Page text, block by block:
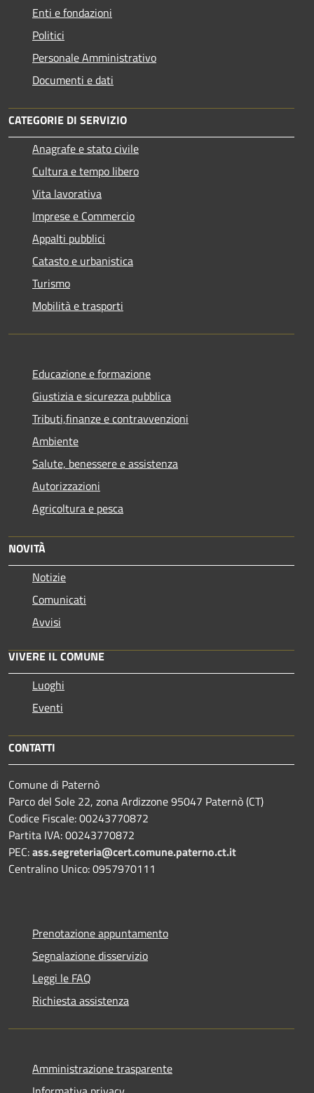
Enti e fondazioni
Politici
Personale Amministrativo
Documenti e dati
CATEGORIE DI SERVIZIO
Anagrafe e stato civile
Cultura e tempo libero
Vita lavorativa
Imprese e Commercio
Appalti pubblici
Catasto e urbanistica
Turismo
Mobilità e trasporti
Educazione e formazione
Giustizia e sicurezza pubblica
Tributi,finanze e contravvenzioni
Ambiente
Salute, benessere e assistenza
Autorizzazioni
Agricoltura e pesca
NOVITÀ
Notizie
Comunicati
Avvisi
VIVERE IL COMUNE
Luoghi
Eventi
CONTATTI
Comune di Paternò
Parco del Sole 22, zona Ardizzone 95047 Paternò (CT)
Codice Fiscale: 00243770872
Partita IVA: 00243770872
PEC:ass.segreteria@cert.comune.paterno.ct.it
Centralino Unico: 0957970111
Prenotazione appuntamento
Segnalazione disservizio
Leggi le FAQ
Richiesta assistenza
Amministrazione trasparente